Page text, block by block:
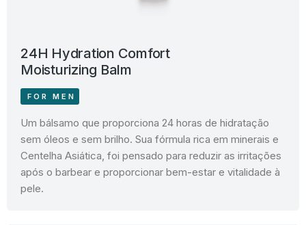
24H Hydration Comfort
Moisturizing Balm
FOR MEN
Um bálsamo que proporciona 24 horas de hidratação
sem óleos e sem brilho. Sua fórmula rica em minerais e
Centelha Asiática, foi pensado para reduzir as irritações
após o barbear e proporcionar bem-estar e vitalidade à
pele.